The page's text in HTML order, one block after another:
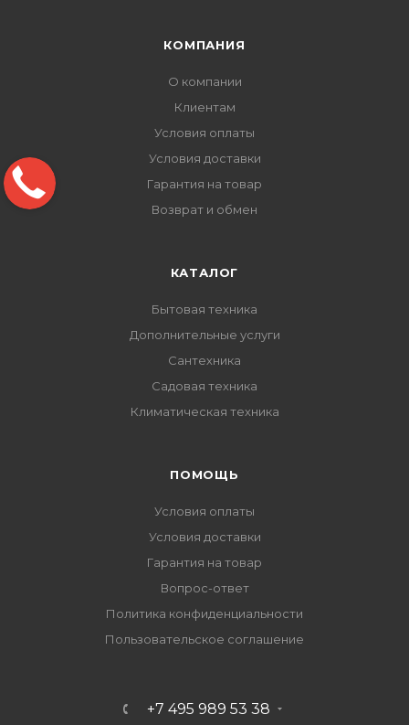
КОМПАНИЯ
О компании
Клиентам
Условия оплаты
Условия доставки
Гарантия на товар
Возврат и обмен
КАТАЛОГ
Бытовая техника
Дополнительные услуги
Сантехника
Садовая техника
Климатическая техника
ПОМОЩЬ
Условия оплаты
Условия доставки
Гарантия на товар
Вопрос-ответ
Политика конфиденциальности
Пользовательское соглашение
+7 495 989 53 38